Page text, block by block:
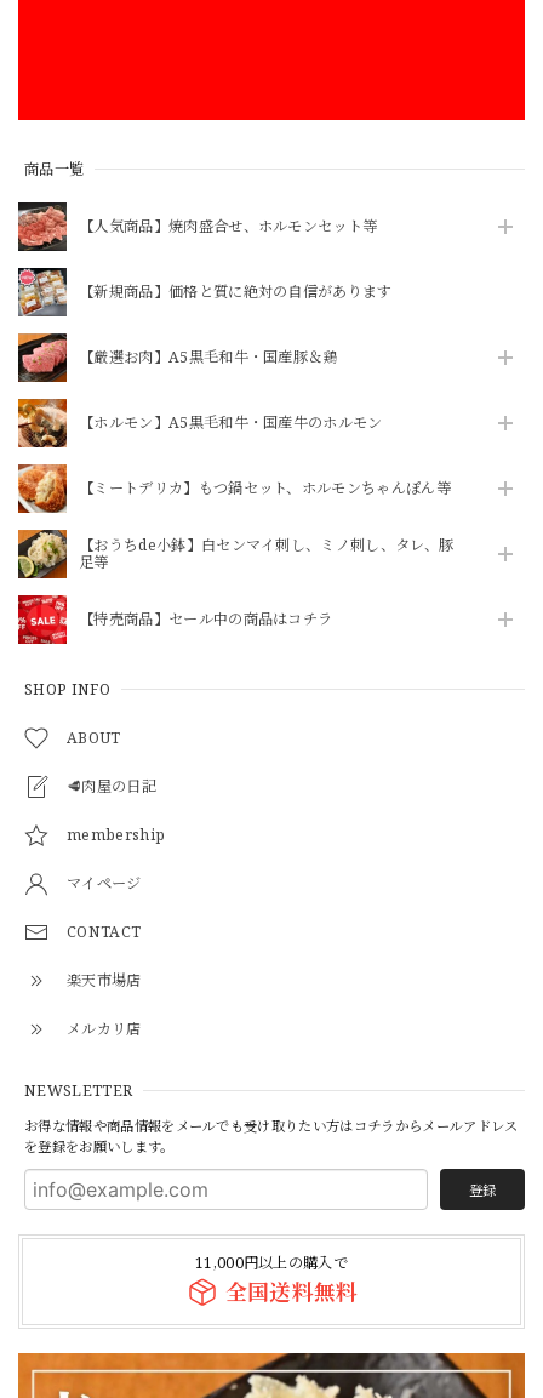
商品一覧
【人気商品】焼肉盛合せ、ホルモンセット等
【新規商品】価格と質に絶対の自信があります
【厳選お肉】A5黒毛和牛・国産豚＆鶏
【ホルモン】A5黒毛和牛・国産牛のホルモン
【ミートデリカ】もつ鍋セット、ホルモンちゃんぽん等
【おうちde小鉢】白センマイ刺し、ミノ刺し、タレ、豚
足等
【特売商品】セール中の商品はコチラ
SHOP INFO
ABOUT
🥩肉屋の日記
membership
マイページ
CONTACT
楽天市場店
メルカリ店
NEWSLETTER
お得な情報や商品情報をメールでも受け取りたい方はコチラからメールアドレス
を登録をお願いします。
登録
11,000円以上の購入で
全国送料無料
で問い合わせしてみたところ、担当の方に迅速に対応してい
ただき、希望の日に受け取ることができました。また利用し
たいと思います。
2026/07/30
いつもありがとうございます！
品物が来てから支払方法が長過ぎる。
【ボイル＆カット済】豚足約1本（1袋に約1本分の5カット入ってます）※酢味噌は別売りです→追加OPや商品追加にて購入をお願いします
いつも利用させていただいております！知人にも紹介して好
【焼かずそのまま食べれる】「和牛」白せんまい刺し 約100g ※酢味噌は別売りです【注意】ハマる人続出！酢味噌等を付けて食べたら止まりません
2026/07/28
2026/07/26